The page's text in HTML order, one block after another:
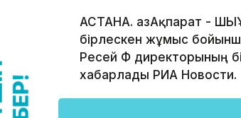
АСТАНА. ҚазАқпарат -
бірлескен жұмыс
Ресей ФҚҚ директорының
хабарлады РИА Новости.